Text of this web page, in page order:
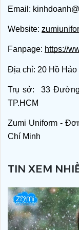
TIN XEM
Email:
Website:
Fanpage: https://
Địa chỉ: 20 Hồ Hảo
Trụ sở:  33
TP.HCM
Zumi Uniform -
Chí Minh